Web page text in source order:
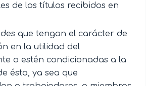
de los títulos recibidos en
que tengan el carácter de
en la utilidad del
o estén condicionadas a la
ésta, ya sea que